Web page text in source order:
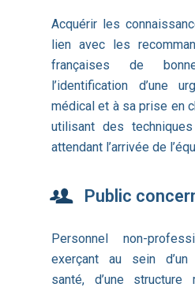
Acquérir les
lien avec les
françaises de
l’identification d’une
médical et à sa prise en
utilisant des
attendant l’arrivée de
Public
Personnel non-
exerçant au sein
santé, d’une structure